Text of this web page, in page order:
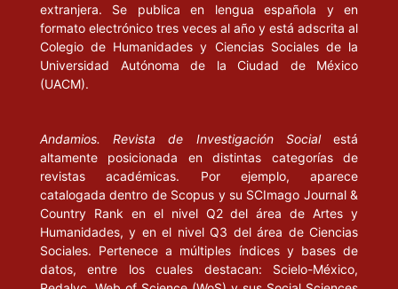
SKILLING, G. y Griffts F. (1971), Interest Groups in Soviet Politics.
Princenton: Princenton University Press.
extranjera. Se publica en lengua española y en
formato electrónico tres veces al año y está adscrita al
Colegio de Humanidades y Ciencias Sociales de la
Universidad Autónoma de la Ciudad de México
(UACM).
Andamios. Revista de Investigación Socialestá
altamente posicionada en distintas categorías de
revistas académicas. Por ejemplo, aparece
catalogada dentro de Scopus y su SCImago Journal &
Country Rank en el nivel Q2 del área de Artes y
Humanidades, y en el nivel Q3 del área de Ciencias
Sociales. Pertenece a múltiples índices y bases de
datos, entre los cuales destacan: Scielo-México,